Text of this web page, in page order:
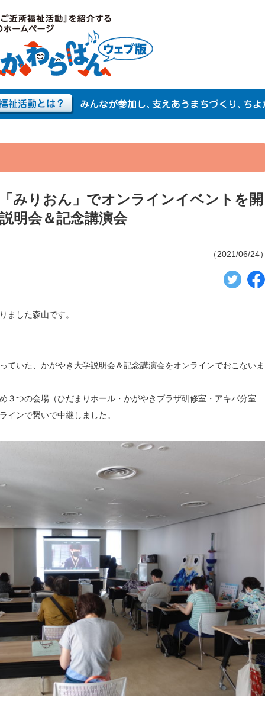
みりおん」でオンラインイベントを開
明会＆記念講演会
（2021/06/24）
ました森山です。
ていた、かがやき大学説明会＆記念講演会をオンラインでおこないま
３つの会場（ひだまりホール・かがやきプラザ研修室・アキバ分室
インで繋いで中継しました。